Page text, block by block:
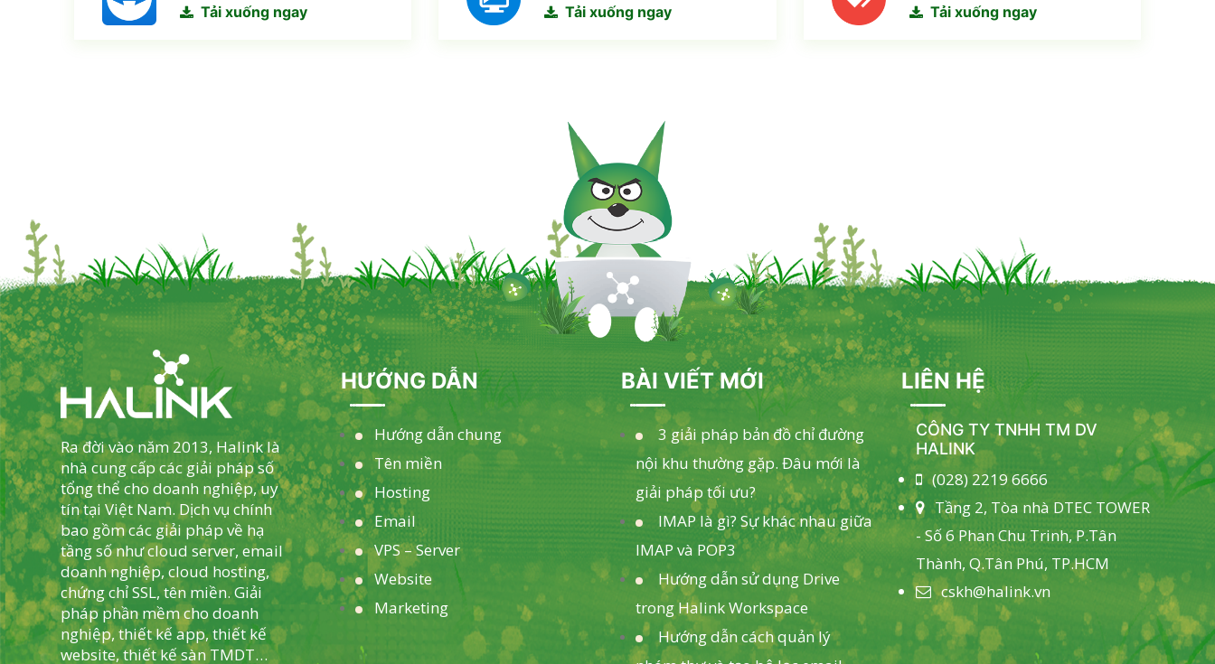
Tải xuống ngay Tải xuống ngay Tải xuống ngay
Ra đời vào năm 2013, Halink là
nhà cung cấp các giải pháp số
tổng thể cho doanh nghiệp, uy
tín tại Việt Nam. Dịch vụ chính
bao gồm các giải pháp về hạ
tầng số như cloud server, email
doanh nghiệp, cloud hosting,
chứng chỉ SSL, tên miền. Giải
pháp phần mềm cho doanh
nghiệp, thiết kế app, thiết kế
website, thiết kế sàn TMDT…
HƯỚNG DẪN
Hướng dẫn chung
Tên miền
Hosting
Email
VPS – Server
Website
Marketing
BÀI VIẾT MỚI
3 giải pháp bản đồ chỉ đường
nội khu thường gặp. Đâu mới là
giải pháp tối ưu?
IMAP là gì? Sự khác nhau giữa
IMAP và POP3
Hướng dẫn sử dụng Drive
trong Halink Workspace
Hướng dẫn cách quản lý
LIÊN HỆ
CÔNG TY TNHH TM DV
HALINK
(028) 2219 6666
Tầng 2, Tòa nhà DTEC TOWER
- Số 6 Phan Chu Trinh, P.Tân
Thành, Q.Tân Phú, TP.HCM
cskh@halink.vn